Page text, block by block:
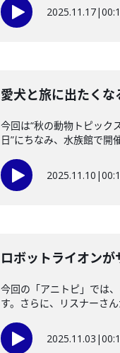
2025.11.17|
愛犬と旅に出たく
今回は“秋の動物トピック
日”にちなみ、水族館で開
2025.11.10 |
ロボットライオン
今回の「アニトピ」では
す。さらに、リスナーさ
2025.11.03 |